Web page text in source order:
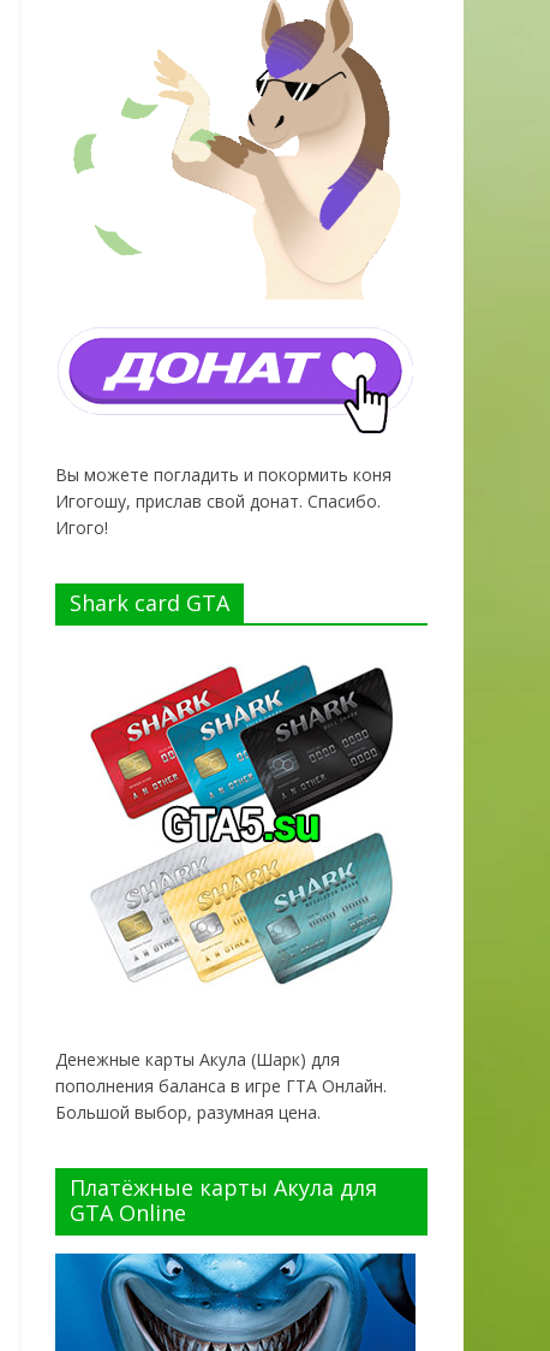
Вы можете погладить и покормить коня
Игогошу, прислав свой донат. Спасибо.
Игого!
Shark card GTA
Денежные карты Акула (Шарк) для
пополнения баланса в игре ГТА Онлайн.
Большой выбор, разумная цена.
Платёжные карты Акула для
GTA Online